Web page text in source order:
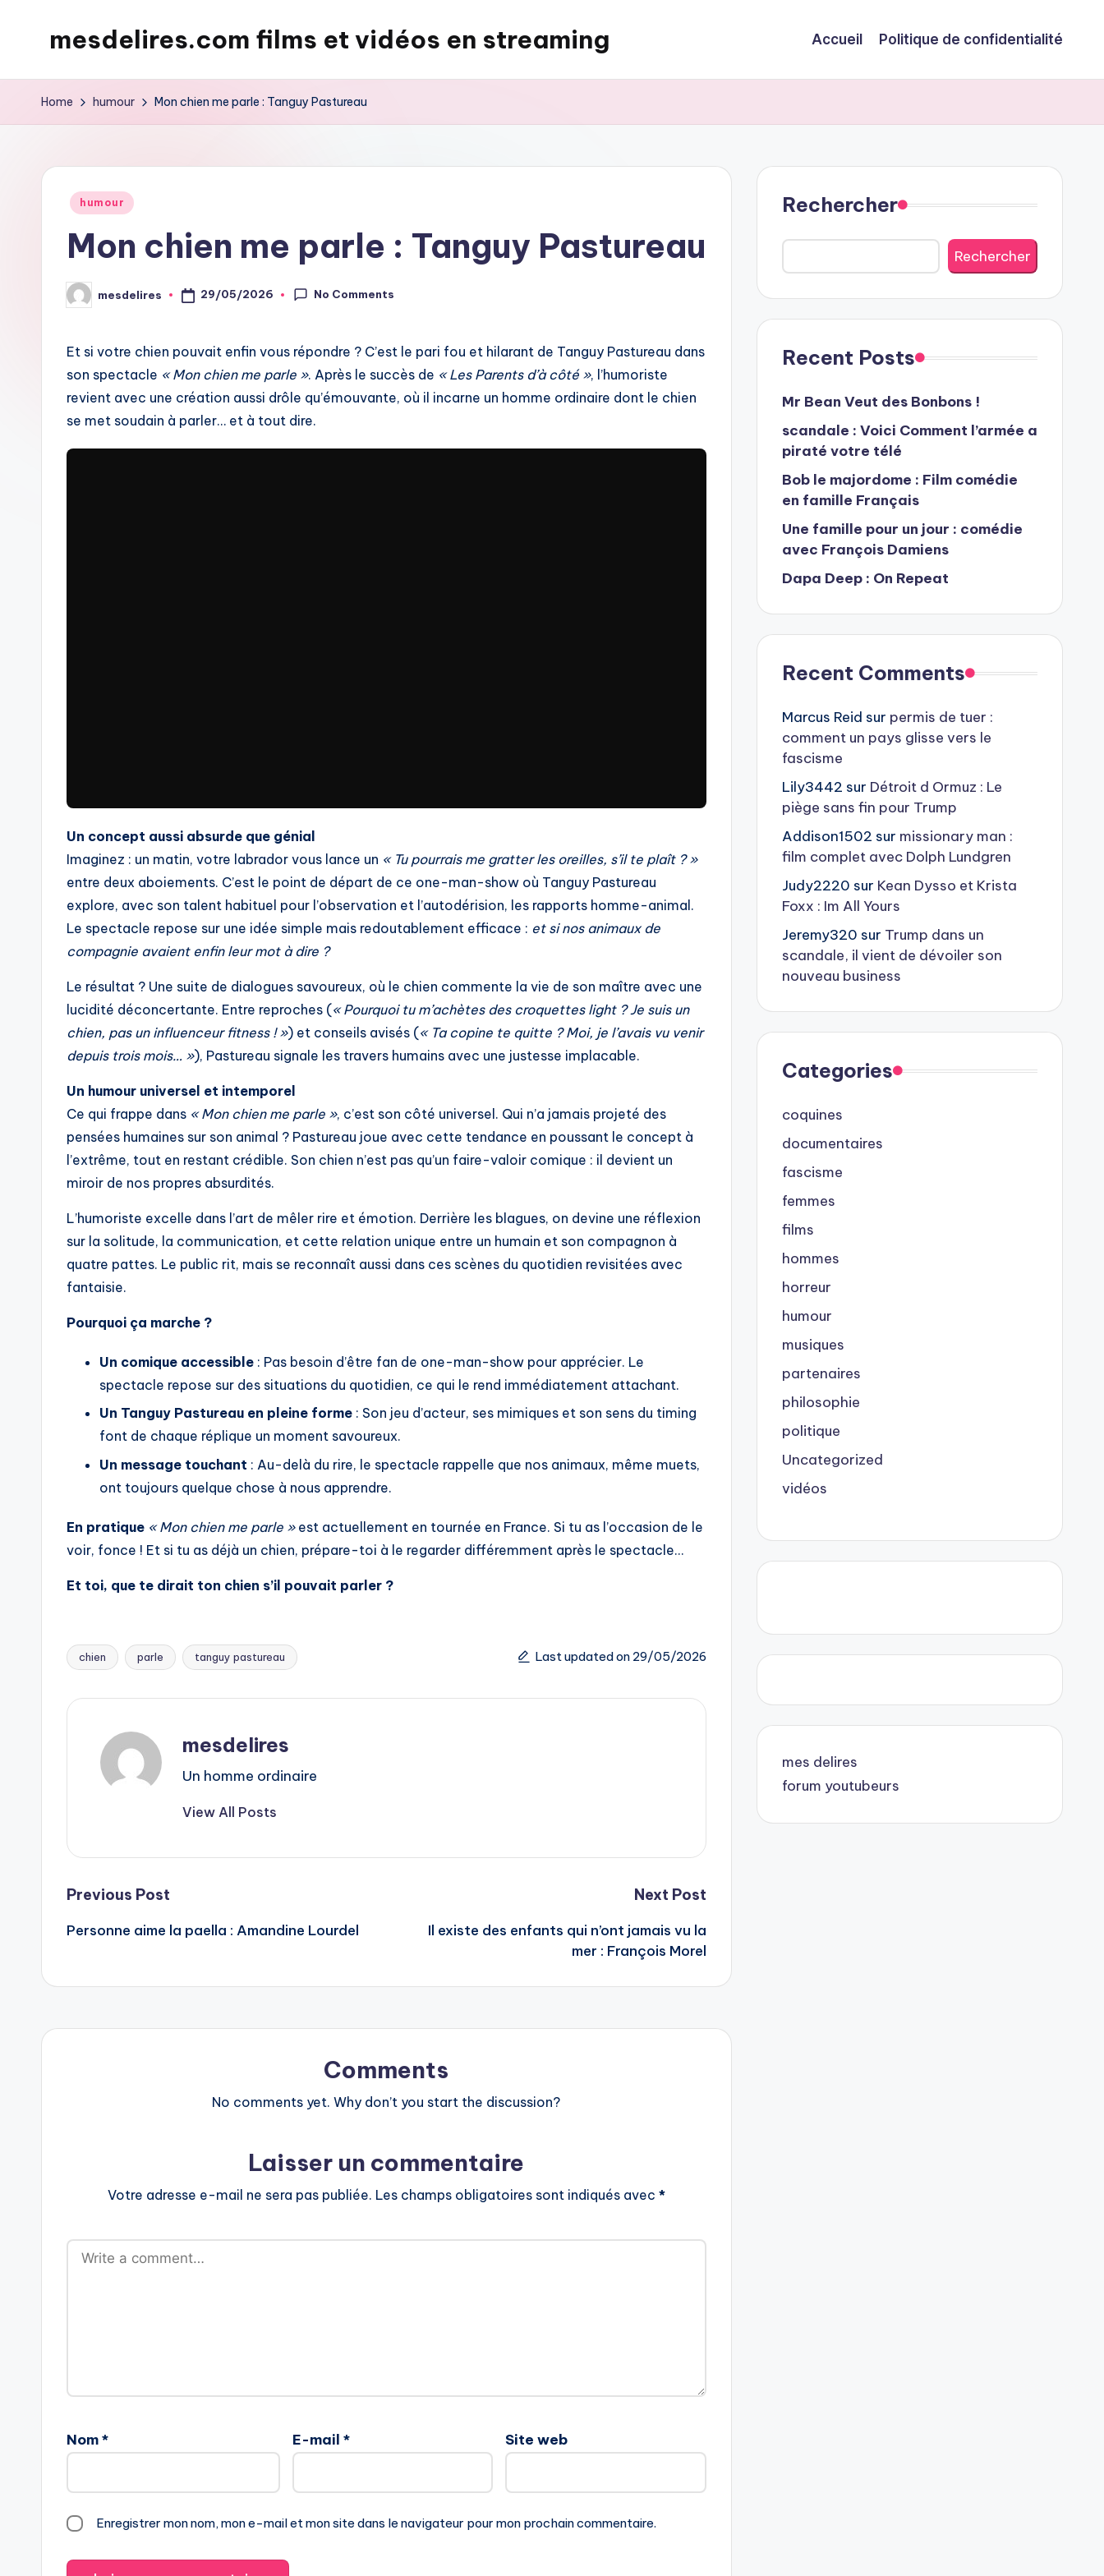
mesdelires.com films et vidéos en streaming
:
video
complet
français
Accueil Politique de confidentialité
Home humour Mon chien me parle : Tanguy Pastureau
Posted
humour
Mon chien me parle : Tanguy Pastureau
Posted
by
mesdelires 29/05/2026 No Comments
Et si votre chien pouvait enfin vous répondre ? C’est le pari fou et hilarant de Tanguy Pastureau dans
son spectacle « Mon chien me parle ». Après le succès de « Les Parents d’à côté », l’humoriste
revient avec une création aussi drôle qu’émouvante, où il incarne un homme ordinaire dont le chien
se met soudain à parler… et à tout dire.
Un concept aussi absurde que génial
Imaginez : un matin, votre labrador vous lance un « Tu pourrais me gratter les oreilles, s’il te plaît ? »
entre deux aboiements. C’est le point de départ de ce one-man-show où Tanguy Pastureau
explore, avec son talent habituel pour l’observation et l’autodérision, les rapports homme-animal.
Le spectacle repose sur une idée simple mais redoutablement efficace : et si nos animaux de
compagnie avaient enfin leur mot à dire ?
Le résultat ? Une suite de dialogues savoureux, où le chien commente la vie de son maître avec une
lucidité déconcertante. Entre reproches (« Pourquoi tu m’achètes des croquettes light ? Je suis un
chien, pas un influenceur fitness ! ») et conseils avisés (« Ta copine te quitte ? Moi, je l’avais vu venir
depuis trois mois… »), Pastureau signale les travers humains avec une justesse implacable.
Un humour universel et intemporel
Ce qui frappe dans « Mon chien me parle », c’est son côté universel. Qui n’a jamais projeté des
pensées humaines sur son animal ? Pastureau joue avec cette tendance en poussant le concept à
l’extrême, tout en restant crédible. Son chien n’est pas qu’un faire-valoir comique : il devient un
miroir de nos propres absurdités.
L’humoriste excelle dans l’art de mêler rire et émotion. Derrière les blagues, on devine une réflexion
sur la solitude, la communication, et cette relation unique entre un humain et son compagnon à
quatre pattes. Le public rit, mais se reconnaît aussi dans ces scènes du quotidien revisitées avec
fantaisie.
Pourquoi ça marche ?
Un comique accessible : Pas besoin d’être fan de one-man-show pour apprécier. Le
spectacle repose sur des situations du quotidien, ce qui le rend immédiatement attachant.
Un Tanguy Pastureau en pleine forme : Son jeu d’acteur, ses mimiques et son sens du timing
font de chaque réplique un moment savoureux.
Un message touchant : Au-delà du rire, le spectacle rappelle que nos animaux, même muets,
ont toujours quelque chose à nous apprendre.
En pratique « Mon chien me parle »est actuellement en tournée en France. Si tu as l’occasion de le
voir, fonce ! Et si tu as déjà un chien, prépare-toi à le regarder différemment après le spectacle…
Et toi, que te dirait ton chien s’il pouvait parler ?
Tags:
chien parle tanguy pastureau Last updated on 29/05/2026
mesdelires
Un homme ordinaire
View All Posts
Post
navigation
Previous Post
Personne aime la paella : Amandine Lourdel
Next Post
Il existe des enfants qui n’ont jamais vu la
mer : François Morel
Comments
No comments yet. Why don’t you start the discussion?
Laisser un commentaire
Votre adresse e-mail ne sera pas publiée. Les champs obligatoires sont indiqués avec *
Nom* E-mail * Site web
Enregistrer mon nom, mon e-mail et mon site dans le navigateur pour mon prochain commentaire.
Rechercher
Rechercher
Recent Posts
Mr Bean Veut des Bonbons !
scandale : Voici Comment l’armée a
piraté votre télé
Bob le majordome : Film comédie
en famille Français
Une famille pour un jour : comédie
avec François Damiens
Dapa Deep : On Repeat
Recent Comments
Marcus Reid sur permis de tuer :
comment un pays glisse vers le
fascisme
Lily3442 sur Détroit d Ormuz : Le
piège sans fin pour Trump
Addison1502 sur missionary man :
film complet avec Dolph Lundgren
Judy2220 sur Kean Dysso et Krista
Foxx : Im All Yours
Jeremy320 sur Trump dans un
scandale, il vient de dévoiler son
nouveau business
Categories
coquines
documentaires
fascisme
femmes
films
hommes
horreur
humour
musiques
partenaires
philosophie
politique
Uncategorized
vidéos
mes delires
forum youtubeurs